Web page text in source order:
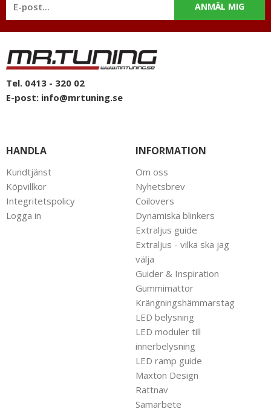
ANMÄL MIG
Tel. 0413 - 320 02
E-post: info@mrtuning.se
HANDLA
Kundtjänst
Köpvillkor
Integritetspolicy
Logga in
INFORMATION
Om oss
Nyhetsbrev
Coilovers
Dynamiska blinkers
Extraljus guide
Extraljus - vilka ska jag
välja
Guider & Inspiration
Gummimattor
Krängningshämmarstag
LED belysning
LED moduler till
innerbelysning
LED ramp guide
Maxton Design
Rattnav
Samarbete